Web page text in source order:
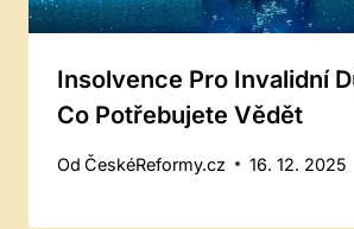
Insolvence Pro Invalidní
Co Potřebujete Vědět
Od ČeskéReformy.cz 16. 12. 2025